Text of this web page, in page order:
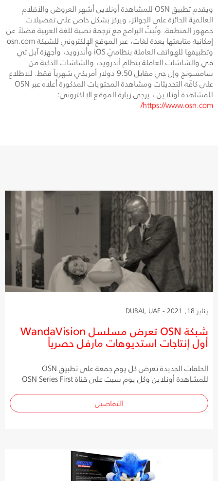
ويقدم تطبيقOSNللمشاهدة أونلاين أشهر العروض والأفلام
العالمية الحائزة على الجوائز، ويركز بشكل خاص على تفضيلات
جمهور المنطقة. وتُبثّ البرامج مع ترجمة نصية للغة العربية فضلاً عن
إمكانية متابعتها بعدة لغات، عبر الموقع الإلكتروني للشبكةosn.com
وتطبيقها للهواتف العاملة بنظاميْiOSوأندرويد، وأجهزة آبل تي
في والشاشات العاملة بنظام أندرويد، والشاشات الذكية من
سامسونج وإل جي مقابل 9.50 دولار أمريكي شهرياً فقط. للاطلاع
على كافّة التحديثات ومشاهدة المحتويات المذكورة أعلاه عبر OSN
للمشاهدة أونلاين ، يرجى زيارة الموقع الإلكتروني:
https://www.osn.com
/
يناير 18, 2021 - DUBAI, UAE
شبكة OSN تعرض مسلسل WandaVision
أول إنتاجات استديوهات مارفل حصرياً
الحلقات الجديدة تعرض كل يوم جمعة على تطبيق OSN
للمشاهدة أونلاين وكل يوم سبت على قناة OSN Series First
التفاصيل